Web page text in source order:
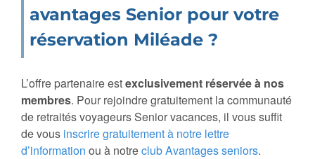
avantages Senior pour votre
réservation Miléade ?
L’offre partenaire estexclusivement réservée à nos
membres. Pour rejoindre gratuitement la communauté
de retraités voyageurs Senior vacances, il vous suffit
de vous inscrire gratuitement à notre lettre
d’information ou à notreclub Avantages seniors.